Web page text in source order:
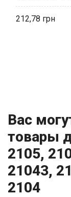
212,78
Вас
товары
2105,
21043,
2104